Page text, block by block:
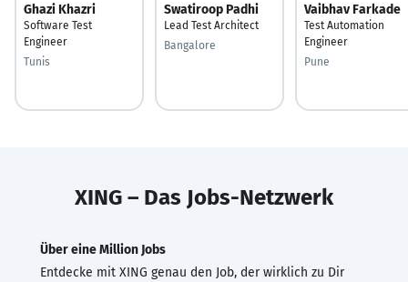
Ghazi Khazri
Software Test
Engineer
Tunis
Swatiroop Padhi
Lead Test Architect
Bangalore
Vaibhav Farkade
Test Automation
Engineer
Pune
XING – Das Jobs-Netzwerk
Über eine Million Jobs
Entdecke mit XING genau den Job, der wirklich zu Dir